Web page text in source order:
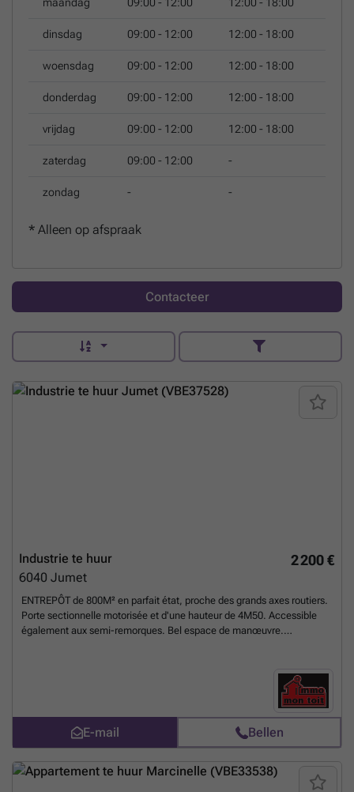
honnête. Un petit avis peut vous faire économiser
plus de renseignements, à l'adresse
Contact
maandag 09:00 - 12:00 12:00 - 18:00
dinsdag 09:00 - 12:00 12:00 - 18:00
woensdag 09:00 - 12:00 12:00 - 18:00
donderdag 09:00 - 12:00 12:00 - 18:00
vrijdag 09:00 - 12:00 12:00 - 18:00
zaterdag 09:00 - 12:00 -
zondag - -
* Alleen op afspraak
Contacteer
2 200 €
Industrie te huur
6040 Jumet
ENTREPÔT de 800M² en parfait état, proche des grands axes routiers.
Porte sectionnelle motorisée et d'une hauteur de 4M50. Accessible
également aux semi-remorques. Bel espace de manœuvre.
visites ou renseignements, prendre contact avec l'agence: ### -
E-mail Bellen